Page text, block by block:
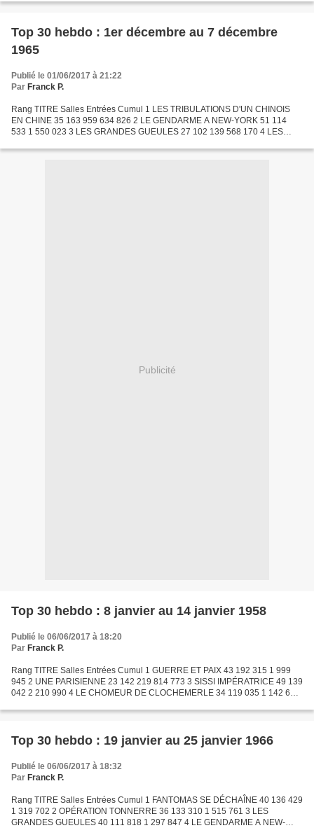
Top 30 hebdo : 1er décembre au 7 décembre
1965
Publié le 01/06/2017 à 21:22
Par Franck P.
Rang TITRE Salles Entrées Cumul 1 LES TRIBULATIONS D'UN CHINOIS
EN CHINE 35 163 959 634 826 2 LE GENDARME A NEW-YORK 51 114
533 1 550 023 3 LES GRANDES GUEULES 27 102 139 568 170 4 LES
DIEU...
Publicité
Top 30 hebdo : 8 janvier au 14 janvier 1958
Publié le 06/06/2017 à 18:20
Par Franck P.
Rang TITRE Salles Entrées Cumul 1 GUERRE ET PAIX 43 192 315 1 999
945 2 UNE PARISIENNE 23 142 219 814 773 3 SISSI IMPÉRATRICE 49 139
042 2 210 990 4 LE CHOMEUR DE CLOCHEMERLE 34 119 035 1 142 646
Top 30 hebdo : 19 janvier au 25 janvier 1966
Publié le 06/06/2017 à 18:32
Par Franck P.
Rang TITRE Salles Entrées Cumul 1 FANTOMAS SE DÉCHAÎNE 40 136 429
1 319 702 2 OPÉRATION TONNERRE 36 133 310 1 515 761 3 LES
GRANDES GUEULES 40 111 818 1 297 847 4 LE GENDARME A NEW-